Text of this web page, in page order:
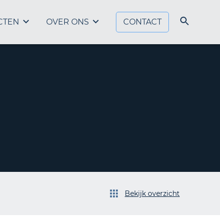
OVER ONS CONTACT
Bekijk overzicht